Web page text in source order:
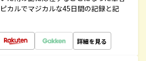
カルでマジカルな45日間の記録と記
詳細を見る